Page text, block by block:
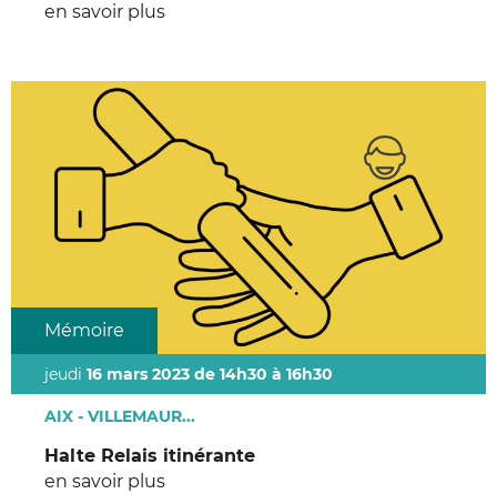
en savoir plus
Mémoire
jeudi 16 mars 2023 de 14h30 à 16h30
AIX - VILLEMAUR...
Halte Relais itinérante
en savoir plus